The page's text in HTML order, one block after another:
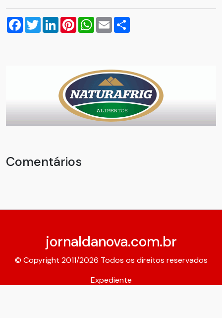
Facebook
TwitterLinkedInPinterestWhatsApp
Email
Comentários
jornaldanova.com.br
© Copyright 2011/2026 Todos os direitos reservados
Expediente